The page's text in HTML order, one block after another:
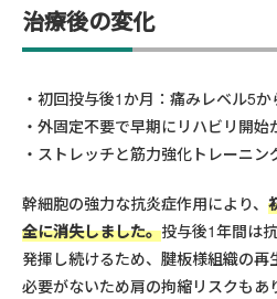
治療後の変化
初回投与後1か月：痛みレベル5
外固定不要で早期にリハビリ開始
ストレッチと筋力強化トレーニン
幹細胞の強力な抗炎症作用により、
全に消失しました。投与後1年間は
発揮し続けるため、腱板様組織の再
必要がないため肩の拘縮リスクもあ